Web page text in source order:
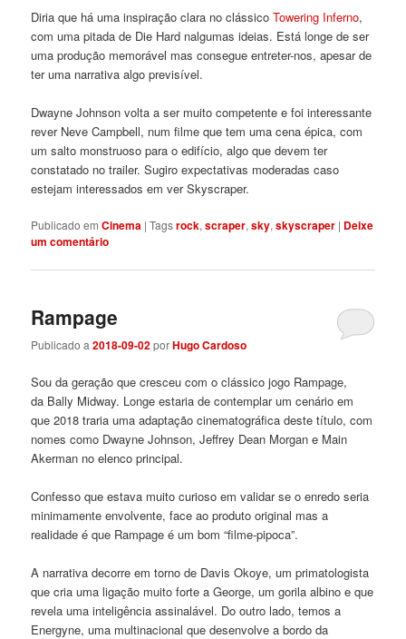
Diria que há uma inspiração clara no clássicoTowering Inferno,
com uma pitada de Die Hard nalgumas ideias. Está longe de ser
uma produção memorável mas consegue entreter-nos, apesar de
ter uma narrativa algo previsível.
Dwayne Johnson volta a ser muito competente e foi interessante
rever Neve Campbell, num filme que tem uma cena épica, com
um salto monstruoso para o edifício, algo que devem ter
constatado no trailer. Sugiro expectativas moderadas caso
estejam interessados em ver Skyscraper.
Publicado em Cinema |Tagsrock,scraper,sky,skyscraper | Deixe
um comentário
Rampage
Publicado a2018-09-02porHugo Cardoso
Sou da geração que cresceu com o clássico jogo Rampage,
da Bally Midway. Longe estaria de contemplar um cenário em
que 2018 traria uma adaptação cinematográfica deste título, com
nomes como Dwayne Johnson, Jeffrey Dean Morgan e Main
Akerman no elenco principal.
Confesso que estava muito curioso em validar se o enredo seria
minimamente envolvente, face ao produto original mas a
realidade é que Rampage é um bom “filme-pipoca”.
A narrativa decorre em torno de Davis Okoye, um primatologista
que cria uma ligação muito forte a George, um gorila albino e que
revela uma inteligência assinalável. Do outro lado, temos a
Energyne, uma multinacional que desenvolve a bordo da